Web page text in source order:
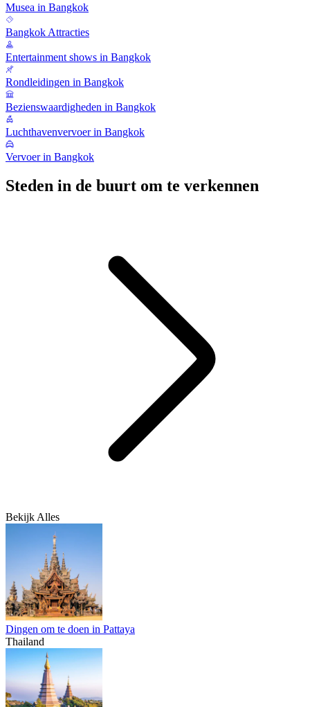
Musea in Bangkok
Bangkok Attracties
Entertainment shows in Bangkok
Rondleidingen in Bangkok
Bezienswaardigheden in Bangkok
Luchthavenvervoer in Bangkok
Vervoer in Bangkok
Steden in de buurt om te verkennen
Bekijk Alles
Dingen om te doen in Pattaya
Thailand